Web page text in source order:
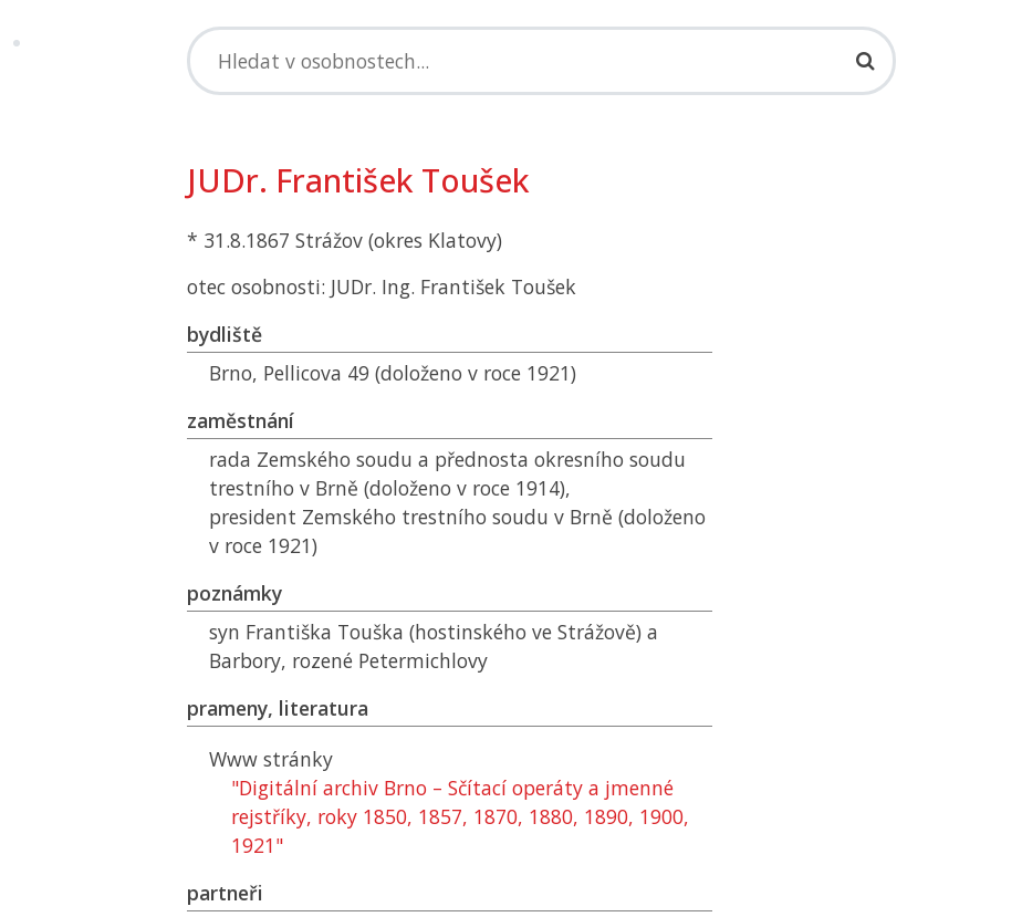
JUDr. František Toušek
* 31.8.1867 Strážov (okres Klatovy)
otec osobnosti: JUDr. Ing. František Toušek
bydliště
Brno, Pellicova 49 (doloženo v roce 1921)
zaměstnání
rada Zemského soudu a přednosta okresního soudu
trestního v Brně (doloženo v roce 1914),
president Zemského trestního soudu v Brně (doloženo
v roce 1921)
poznámky
syn Františka Touška (hostinského ve Strážově) a
Barbory, rozené Petermichlovy
prameny, literatura
Www stránky
"Digitální archiv Brno – Sčítací operáty a jmenné
rejstříky, roky 1850, 1857, 1870, 1880, 1890, 1900,
1921"
partneři